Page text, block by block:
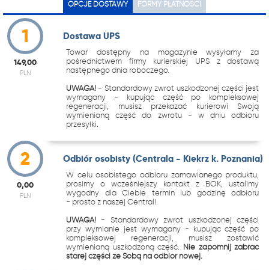
OPCJE DOSTAWY FORMY PŁATNOŚCI
1
149,00
PLN
Dostawa UPS
Towar dostępny na magazynie wysyłamy za
pośrednictwem firmy kurierskiej UPS z dostawą
następnego dnia roboczego.
UWAGA! - Standardowy zwrot uszkodzonej części jest
wymagany - kupując część po kompleksowej
regeneracji, musisz przekazać kurierowi Swoją
wymienianą część do zwrotu - w dniu odbioru
przesyłki.
2
0,00
PLN
Odbiór osobisty (Centrala - Kiekrz k. Poznania)
W celu osobistego odbioru zamawianego produktu,
prosimy o wcześniejszy kontakt z BOK, ustalimy
wygodny dla Ciebie termin lub godzinę odbioru
- prosto z naszej Centrali.
UWAGA! - Standardowy zwrot uszkodzonej części
przy wymianie jest wymagany - kupując część po
kompleksowej regeneracji, musisz zostawić
wymienianą uszkodzoną część. Nie zapomnij zabrać
starej części ze Sobą na odbiór nowej.